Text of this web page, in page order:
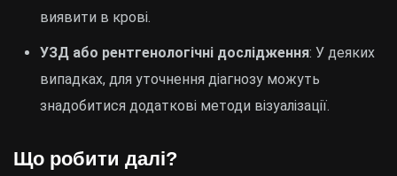
виявити в крові.
УЗД або рентгенологічні дослідження: У деяких
випадках, для уточнення діагнозу можуть
знадобитися додаткові методи візуалізації.
Що робити далі?